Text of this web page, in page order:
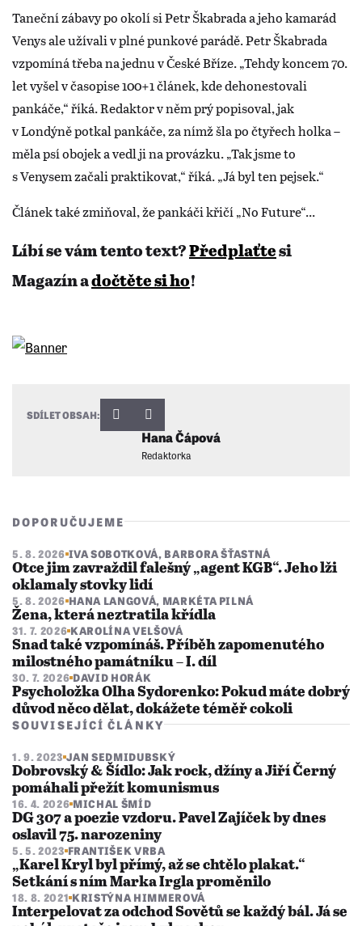
Taneční zábavy po okolí si Petr Škabrada a jeho kamarád
Venys ale užívali v plné punkové parádě. Petr Škabrada
vzpomíná třeba na jednu v České Bříze. „Tehdy koncem 70.
let vyšel v časopise 100+1 článek, kde dehonestovali
pankáče,“ říká. Redaktor v něm prý popisoval, jak
v Londýně potkal pankáče, za nímž šla po čtyřech holka –
měla psí obojek a vedl ji na provázku. „Tak jsme to
s Venysem začali praktikovat,“ říká. „Já byl ten pejsek.“
Článek také zmiňoval, že pankáči křičí „No Future“...
Líbí se vám tento text?Předplaťtesi
Magazín adočtěte si ho!
Hana Čápová
Redaktorka
SDÍLET OBSAH:
DOPORUČUJEME
5. 8. 2026 IVA SOBOTKOVÁ, BARBORA ŠŤASTNÁ
Otce jim zavraždil falešný „agent KGB“. Jeho lži
oklamaly stovky lidí
5. 8. 2026 HANA LANGOVÁ, MARKÉTA PILNÁ
Žena, která neztratila křídla
31. 7. 2026 KAROLÍNA VELŠOVÁ
Snad také vzpomínáš. Příběh zapomenutého
milostného památníku – I. díl
30. 7. 2026 DAVID HORÁK
Psycholožka Olha Sydorenko: Pokud máte dobrý
důvod něco dělat, dokážete téměř cokoli
SOUVISEJÍCÍ ČLÁNKY
1. 9. 2023 JAN SEDMIDUBSKÝ
Dobrovský & Šídlo: Jak rock, džíny a Jiří Černý
pomáhali přežít komunismus
16. 4. 2026 MICHAL ŠMÍD
DG 307 a poezie vzdoru. Pavel Zajíček by dnes
oslavil 75. narozeniny
5. 5. 2023 FRANTIŠEK VRBA
„Karel Kryl byl přímý, až se chtělo plakat.“
Setkání s ním Marka Irgla proměnilo
18. 8. 2021 KRISTÝNA HIMMEROVÁ
Interpelovat za odchod Sovětů se každý bál. Já se